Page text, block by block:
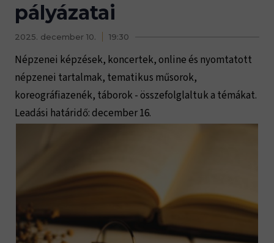
pályázatai
2025. december 10. 19:30
Népzenei képzések, koncertek, online és nyomtatott
népzenei tartalmak, tematikus műsorok,
koreográfiazenék, táborok - összefolglaltuk a témákat.
Leadási határidő: december 16.